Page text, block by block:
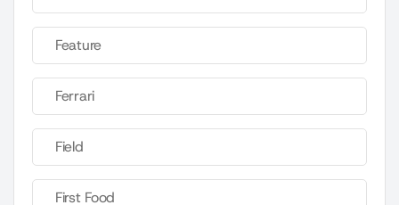
Feature
Ferrari
Field
First Food